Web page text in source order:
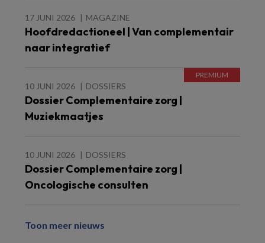
17 JUNI 2026 MAGAZINE
Hoofdredactioneel | Van complementair
naar integratief
10 JUNI 2026 DOSSIERS
Dossier Complementaire zorg |
Muziekmaatjes
10 JUNI 2026 DOSSIERS
Dossier Complementaire zorg |
Oncologische consulten
Toon meer nieuws